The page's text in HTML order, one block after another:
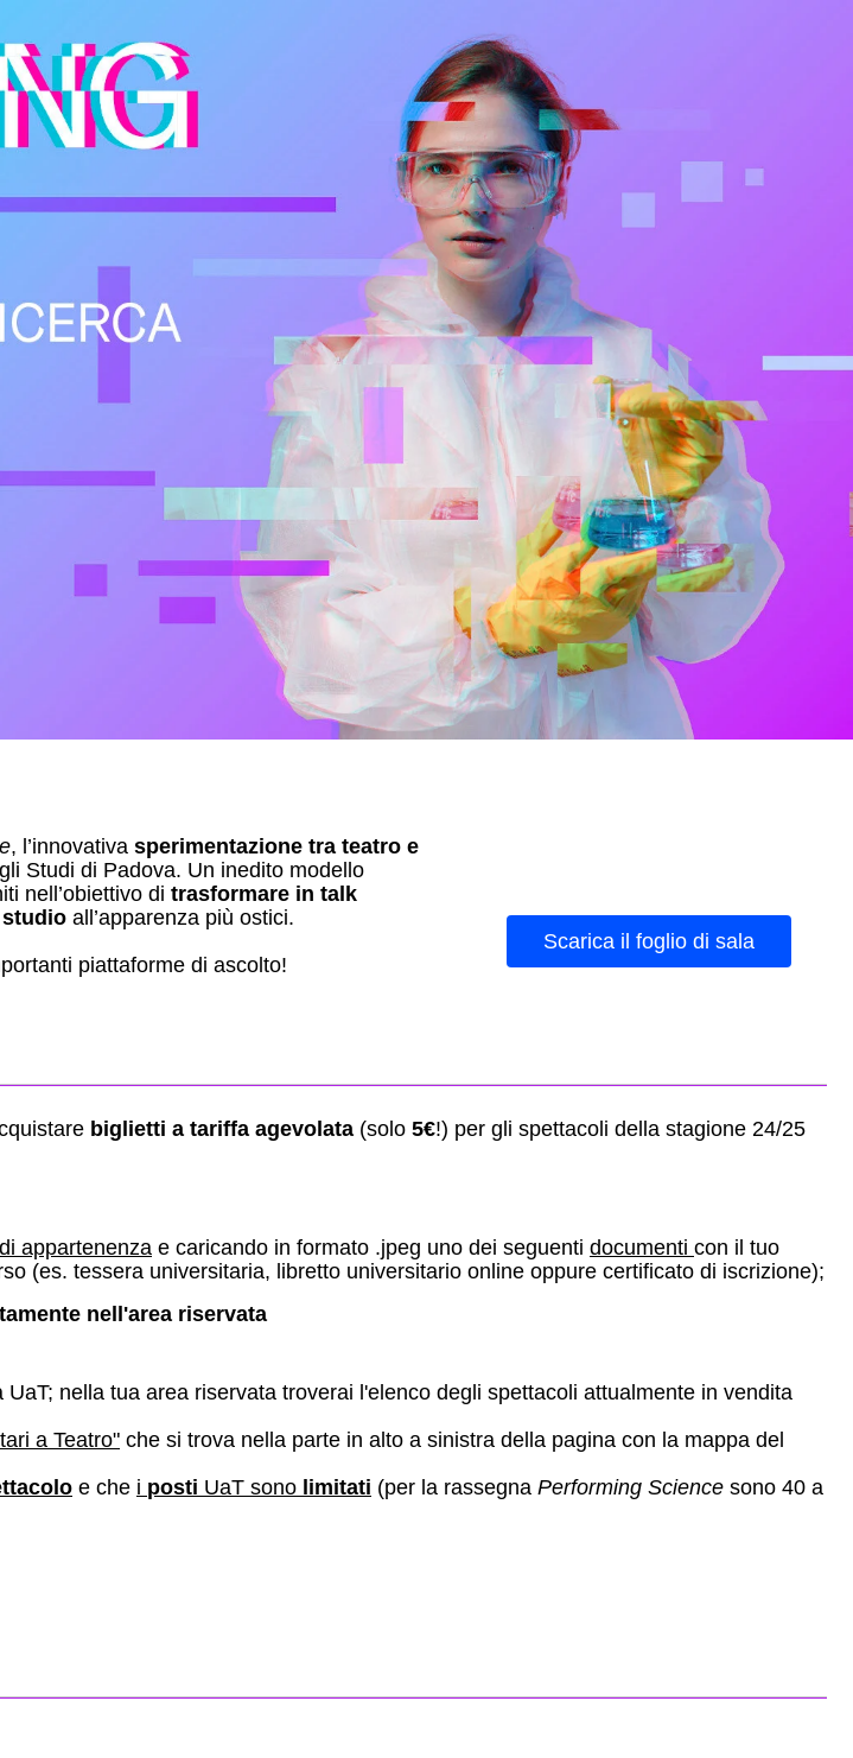
, l’innovativa sperimentazione tra teatro e
Studi di Padova. Un inedito modello
nell’obiettivo di trasformare in talk
all’apparenza più ostici.
piattaforme di ascolto!
Scarica il foglio di sala
biglietti a tariffa agevolata (solo 5€!) per gli spettacoli della stagione 24/25
appartenenza e caricando in formato .jpeg uno dei seguenti documenti con il tuo
(es. tessera universitaria, libretto universitario online oppure certificato di iscrizione);
nell'area riservata
nella tua area riservata troverai l'elenco degli spettacoli attualmente in vendita
a Teatro" che si trova nella parte in alto a sinistra della pagina con la mappa del
e che i posti UaT sono limitati (per la rassegna Performing Science sono 40 a